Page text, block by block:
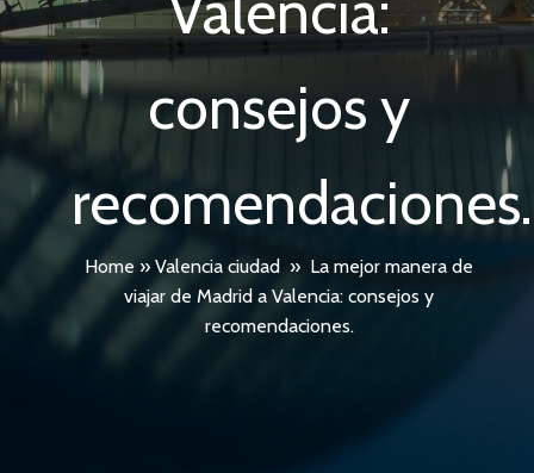
consejos y
recomendaciones.
Home » Valencia ciudad » La mejor manera de
viajar de Madrid a Valencia: consejos y
recomendaciones.